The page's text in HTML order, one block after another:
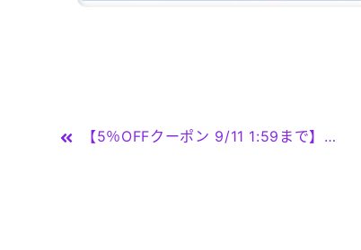
投
【5％OFFクーポン 9/11 1:59まで】And Kawaii ロゴカラーキャップ 春 夏 秋 冬 帽子 ワンポイント刺繍キャップ 帽子